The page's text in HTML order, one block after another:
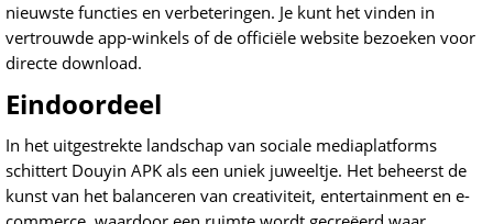
nieuwste functies en verbeteringen. Je kunt het vinden in
vertrouwde app-winkels of de officiële website bezoeken voor
directe download.
Eindoordeel
In het uitgestrekte landschap van sociale mediaplatforms
schittert Douyin APK als een uniek juweeltje. Het beheerst de
kunst van het balanceren van creativiteit, entertainment en e-